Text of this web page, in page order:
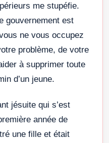
me stupéfie.
gouvernement est
ne vous occupez
problème, de votre
à supprimer toute
d’un jeune.
jésuite qui s’est
année de
une fille et était